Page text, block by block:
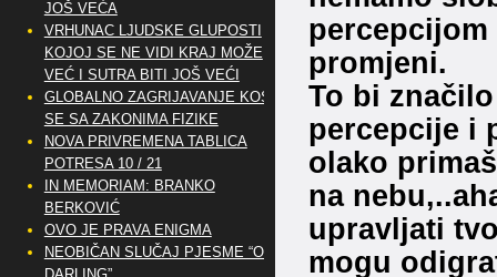
promjeni.
To bi
percepcije i
olako
na
upravljati
mogu
JOŠ VEĆA
VRHUNAC LJUDSKE GLUPOSTI
KOJOJ SE NE VIDI KRAJ MOŽE
VEĆ I SUTRA BITI JOŠ VEĆI
GLOBALNO ZAGRIJAVANJE KOSI
SE SA ZAKONIMA FIZIKE
NOVA PRIVREMENA TABLICA
POTRESA 10 / 21
IN MEMORIAM: BRANKO
BERKOVIĆ
OVO JE PRAVA ENIGMA
NEOBIČAN SLUČAJ PJESME “OH